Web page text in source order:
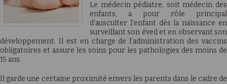
Le médecin pédiatre, soit médecin des
enfants, a pour rôle principal
d’ausculter l’enfant dès la naissance en
surveillant son éveil et en observant son
développement. Il est en charge de l’administration des vaccins
obligatoires et assure les soins pour les pathologies des moins de
15 ans.
Il garde une certaine proximité envers les parents dans le cadre de